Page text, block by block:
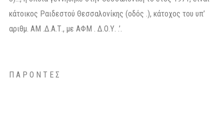
κάτοικος Ραιδεστού Θεσσαλονίκης (οδός .), κάτοχος του υπ’
αριθμ. ΑΜ .Δ.Α.Τ., με ΑΦΜ . Δ.Ο.Υ. .’.
Π Α Ρ Ο Ν Τ Ε Σ